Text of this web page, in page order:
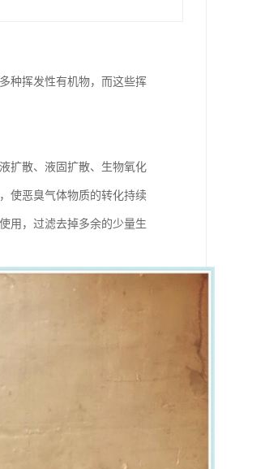
种挥发性有机物，而这些挥
扩散、液固扩散、生物氧化
使恶臭气体物质的转化持续
用，过滤去掉多余的少量生